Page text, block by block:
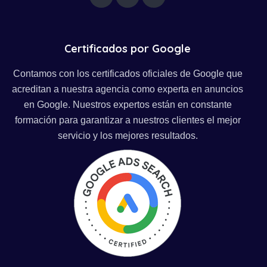
Certificados por Google
Contamos con los certificados oficiales de Google que
acreditan a nuestra agencia como experta en anuncios
en Google. Nuestros expertos están en constante
formación para garantizar a nuestros clientes el mejor
servicio y los mejores resultados.